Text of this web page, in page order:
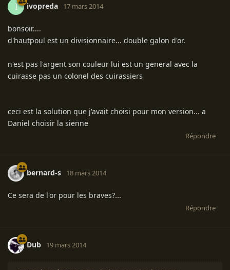
I ivopreda 17 mars 2014
bonsoir....
d'hautpoul est un divisionnaire... double galon d'or.
n'est pas l'argent son couleur lui est un general avec la
cuirasse pas un colonel des cuirassiers
ceci est la solution que j'avait choisi pour mon version... a
Daniel choisir la sienne
Répondre
bernard-s 18 mars 2014
Ce sera de l'or pour les braves?...
Répondre
Dub 19 mars 2014